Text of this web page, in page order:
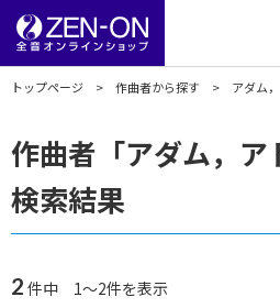
トップページ 作曲者から探す アダム
作曲者「アダム，
検索結果
2 件中 1～2件を表示